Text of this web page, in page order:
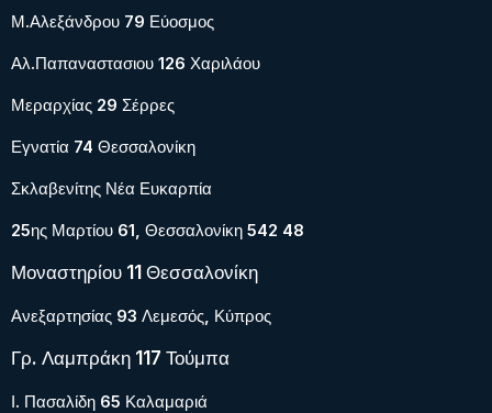
Μ.Αλεξάνδρου 79 Εύοσμος
Αλ.Παπαναστασιου 126 Χαριλάου
Μεραρχίας 29 Σέρρες
Εγνατία 74 Θεσσαλονίκη
Σκλαβενίτης Νέα Ευκαρπία
25ης Μαρτίου 61, Θεσσαλονίκη 542 48
Μοναστηρίου 11 Θεσσαλονίκη
Ανεξαρτησίας 93 Λεμεσός, Κύπρος
Γρ. Λαμπράκη 117 Τούμπα
Ι. Πασαλίδη 65 Καλαμαριά